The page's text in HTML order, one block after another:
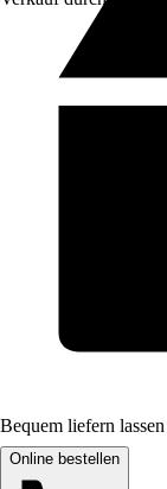
Bequem liefern lassen
Online bestellen